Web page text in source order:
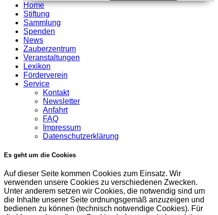
Home
Stiftung
Sammlung
Spenden
News
Zauberzentrum
Veranstaltungen
Lexikon
Förderverein
Service
Kontakt
Newsletter
Anfahrt
FAQ
Impressum
Datenschutzerklärung
Es geht um die Cookies
Auf dieser Seite kommen Cookies zum Einsatz. Wir
verwenden unsere Cookies zu verschiedenen Zwecken.
Unter anderem setzen wir Cookies, die notwendig sind um
die Inhalte unserer Seite ordnungsgemäß anzuzeigen und
bedienen zu können (technisch notwendige Cookies). Für